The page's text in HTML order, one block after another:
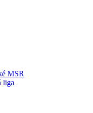
MSR
liga